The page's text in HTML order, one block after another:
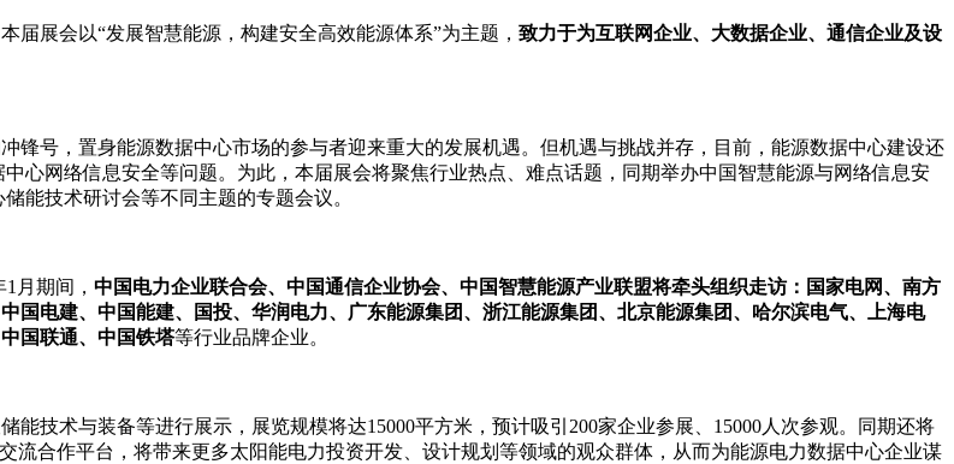
展会以“发展智慧能源，构建安全高效能源体系”为主题， 致力于为互联网企业、大数据企业、通信企业及设
锋号，置身能源数据中心市场的参与者迎来重大的发展机遇。但机遇与挑战并存，目前，能源数据中心建设还
心网络信息安全等问题。为此，本届展会将聚焦行业热点、难点话题，同期举办中国智慧能源与网络信息安
能技术研讨会等不同主题的专题会议。
月期间， 中国电力企业联合会、中国通信企业协会、中国智慧能源产业联盟将牵头组织走访：国家电网、南方
国电建、中国能建、国投、华润电力、广东能源集团、浙江能源集团、北京能源集团、哈尔滨电气、上海电
国联通、中国铁塔等行业品牌企业。
技术与装备等进行展示，展览规模将达15000平方米，预计吸引200家企业参展、15000人次参观。同期还将
流合作平台，将带来更多太阳能电力投资开发、设计规划等领域的观众群体，从而为能源电力数据中心企业谋